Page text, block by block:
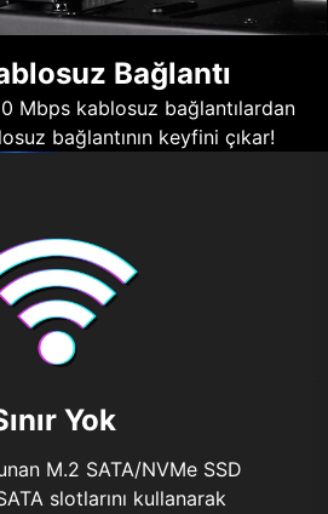
Bağlantı
Mbps kablosuz bağlantılardan
bağlantının keyfini çıkar!
Yok
M.2 SATA/NVMe SSD
slotlarını kullanarak